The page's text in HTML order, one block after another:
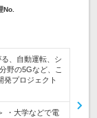
、自動運転、シ
野の5Gなど、こ
発プロジェクト
・大学などで電